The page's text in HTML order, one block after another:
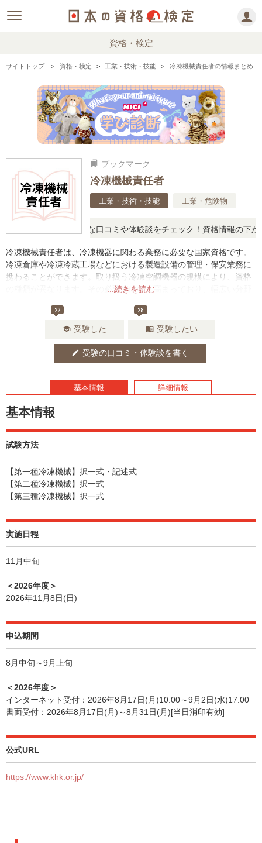
資格・検定
サイトトップ 資格・検定 工業・技術・技能 冷凍機械責任者の情報まとめ
bookmarks ブックマーク
冷凍機械責任者
工業・技術・技能 工業・危険物
思ったら、リアルな口コミや体験談をチェック！資格情報の下から
...続きを読む
冷凍機械責任者は、冷凍機器に関わる業務に必要な国家資格です。
冷凍倉庫や冷凍冷蔵工場などにおける製造設備の管理・保安業務に
携わることができます。取り扱う冷凍空調機器の規模により、資格
の種類が異なります。その必要性は年々高まっており、幅広い分野
22
school 受験した
28
menu_book 受験したい
edit 受験の口コミ・体験談を書く
基本情報 詳細情報
基本情報
試験方法
【第一種冷凍機械】択一式・記述式
【第二種冷凍機械】択一式
【第三種冷凍機械】択一式
実施日程
11月中旬
＜2026年度＞
2026年11月8日(日)
申込期間
8月中旬～9月上旬
＜2026年度＞
インターネット受付：2026年8月17日(月)10:00～9月2日(水)17:00
書面受付：2026年8月17日(月)～8月31日(月)[当日消印有効]
公式URL
https://www.khk.or.jp/